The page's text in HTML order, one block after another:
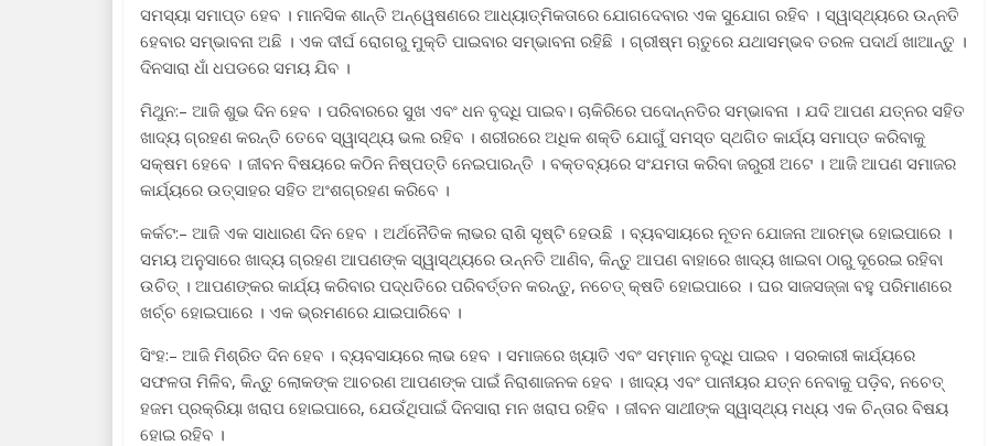
ସମସ୍ୟା ସମାପ୍ତ ହେବ । ମାନସିକ ଶାନ୍ତି ଅନ୍ୱେଷଣରେ ଆଧ୍ୟାତ୍ମିକତାରେ ଯୋଗଦେବାର ଏକ ସୁଯୋଗ ରହିବ । ସ୍ୱାସ୍ଥ୍ୟରେ ଉନ୍ନତି
ହେବାର ସମ୍ଭାବନା ଅଛି । ଏକ ଦୀର୍ଘ ରୋଗରୁ ମୁକ୍ତି ପାଇବାର ସମ୍ଭାବନା ରହିଛି । ଗ୍ରୀଷ୍ମ ଋତୁରେ ଯଥାସମ୍ଭବ ତରଳ ପଦାର୍ଥ ଖାଆନ୍ତୁ ।
ଦିନସାରା ଧାଁ ଧପଡରେ ସମୟ ଯିବ ।
ମିଥୁନ:– ଆଜି ଶୁଭ ଦିନ ହେବ । ପରିବାରରେ ସୁଖ ଏବଂ ଧନ ବୃଦ୍ଧି ପାଇବ। ଚାକିରିରେ ପଦୋନ୍ନତିର ସମ୍ଭାବନା । ଯଦି ଆପଣ ଯତ୍ନର ସହିତ
ଖାଦ୍ୟ ଗ୍ରହଣ କରନ୍ତି ତେବେ ସ୍ୱାସ୍ଥ୍ୟ ଭଲ ରହିବ । ଶରୀରରେ ଅଧିକ ଶକ୍ତି ଯୋଗୁଁ ସମସ୍ତ ସ୍ଥଗିତ କାର୍ଯ୍ୟ ସମାପ୍ତ କରିବାକୁ
ସକ୍ଷମ ହେବେ । ଜୀବନ ବିଷୟରେ କଠିନ ନିଷ୍ପତ୍ତି ନେଇପାରନ୍ତି । ବକ୍ତବ୍ୟରେ ସଂଯମତା କରିବା ଜରୁରୀ ଅଟେ । ଆଜି ଆପଣ ସମାଜର
କାର୍ଯ୍ୟରେ ଉତ୍ସାହର ସହିତ ଅଂଶଗ୍ରହଣ କରିବେ ।
କର୍କଟ:– ଆଜି ଏକ ସାଧାରଣ ଦିନ ହେବ । ଅର୍ଥନୈତିକ ଲାଭର ରାଶି ସୃଷ୍ଟି ହେଉଛି । ବ୍ୟବସାୟରେ ନୂତନ ଯୋଜନା ଆରମ୍ଭ ହୋଇପାରେ ।
ସମୟ ଅନୁସାରେ ଖାଦ୍ୟ ଗ୍ରହଣ ଆପଣଙ୍କ ସ୍ୱାସ୍ଥ୍ୟରେ ଉନ୍ନତି ଆଣିବ, କିନ୍ତୁ ଆପଣ ବାହାରେ ଖାଦ୍ୟ ଖାଇବା ଠାରୁ ଦୂରେଇ ରହିବା
ଉଚିତ୍ । ଆପଣଙ୍କର କାର୍ଯ୍ୟ କରିବାର ପଦ୍ଧତିରେ ପରିବର୍ତ୍ତନ କରନ୍ତୁ, ନଚେତ୍ କ୍ଷତି ହୋଇପାରେ । ଘର ସାଜସଜ୍ଜା ବହୁ ପରିମାଣରେ
ଖର୍ଚ୍ଚ ହୋଇପାରେ । ଏକ ଭ୍ରମଣରେ ଯାଇପାରିବେ ।
ସିଂହ:– ଆଜି ମିଶ୍ରିତ ଦିନ ହେବ । ବ୍ୟବସାୟରେ ଲାଭ ହେବ । ସମାଜରେ ଖ୍ୟାତି ଏବଂ ସମ୍ମାନ ବୃଦ୍ଧି ପାଇବ । ସରକାରୀ କାର୍ଯ୍ୟରେ
ସଫଳତା ମିଳିବ, କିନ୍ତୁ ଲୋକଙ୍କ ଆଚରଣ ଆପଣଙ୍କ ପାଇଁ ନିରାଶାଜନକ ହେବ । ଖାଦ୍ୟ ଏବଂ ପାନୀୟର ଯତ୍ନ ନେବାକୁ ପଡ଼ିବ, ନଚେତ୍
ହଜମ ପ୍ରକ୍ରିୟା ଖରାପ ହୋଇପାରେ, ଯେଉଁଥିପାଇଁ ଦିନସାରା ମନ ଖରାପ ରହିବ । ଜୀବନ ସାଥୀଙ୍କ ସ୍ୱାସ୍ଥ୍ୟ ମଧ୍ୟ ଏକ ଚିନ୍ତାର ବିଷୟ
ହୋଇ ରହିବ ।